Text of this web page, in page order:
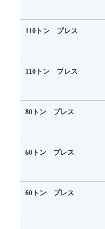
110トン プレス
110トン プレス
80トン プレス
60トン プレス
60トン プレス